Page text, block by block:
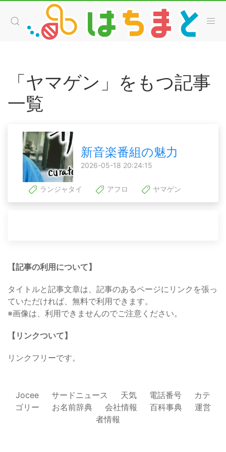
「ヤマゲン」をもつ記事
一覧
新音楽番組の魅力
2026-05-18 20:24:15
ランジャタイ アフロ ヤマゲン
【記事の利用について】
タイトルと記事文章は、記事のあるページにリンクを張っ
ていただければ、無料で利用できます。
※画像は、利用できませんのでご注意ください。
【リンクついて】
リンクフリーです。
Jocee サードニュース 天気 電話番号
カテ
ゴリー
お名前辞典 会社情報 百科事典
運営
者情報